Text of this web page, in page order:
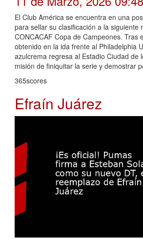
El Club América se encuentra en una
para sellar su clasificación a la siguiente
CONCACAF Copa de Campeones. Tras
obtenido en la ida frente al Philadelphia
azulcrema regresa al Estadio Ciudad de
misión de finiquitar la serie y demostrar
365scores
Efraín Juárez